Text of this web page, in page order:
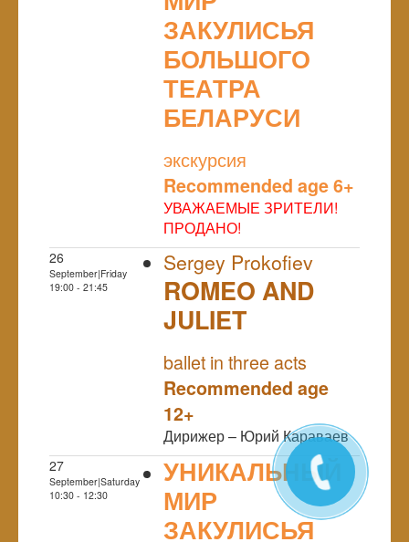
ЗАКУЛИСЬЯ
БОЛЬШОГО
ТЕАТРА
БЕЛАРУСИ
экскурсия
Recommended age 6+
УВАЖАЕМЫЕ ЗРИТЕЛИ!
ПРОДАНО!
26
September|Friday
19:00 - 21:45
Sergey Prokofiev
ROMEO AND
JULIET
ballet in three acts
Recommended age
12+
Дирижер – Юрий Караваев
27
September|Saturday
10:30 - 12:30
УНИКАЛЬНЫЙ
МИР
ЗАКУЛИСЬЯ